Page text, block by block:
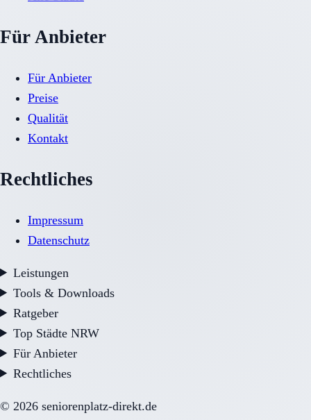
Für Anbieter
Für Anbieter
Preise
Qualität
Kontakt
Rechtliches
Impressum
Datenschutz
Leistungen
Tools & Downloads
Ratgeber
Top Städte NRW
Für Anbieter
Rechtliches
© 2026 seniorenplatz-direkt.de